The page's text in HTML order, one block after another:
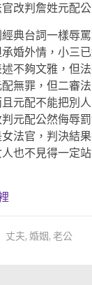
改判詹姓元配
典台詞一樣辱
婚外情，小三
不夠文雅，但
無罪，但二審
元配不能把別
元配公然侮辱
法官，判決結果
也不見得一定
丈夫, 婚姻, 老公